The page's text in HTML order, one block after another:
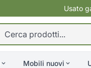
Usato
Mobili nuovi